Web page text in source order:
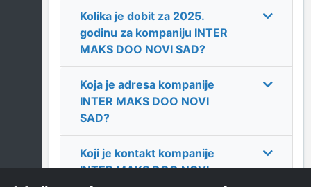
Kolika je dobit za 2025.
godinu za kompaniju INTER
MAKS DOO NOVI SAD?
Koja je adresa kompanije
INTER MAKS DOO NOVI
SAD?
Koji je kontakt kompanije
INTER MAKS DOO NOVI